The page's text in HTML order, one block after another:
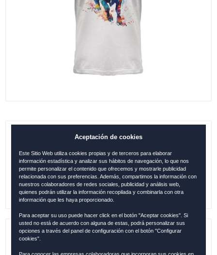
COLOURED BULL, BLANCO ESPAÑA,
TALLA, M
0.00€
Referencia:
Aceptación de cookies
Este Sitio Web utiliza cookies propias y de terceros para elaborar
información estadística y analizar sus hábitos de navegación, lo que nos
permite personalizar el contenido que ofrecemos y mostrarle publicidad
relacionada con sus preferencias. Además, compartimos la información con
nuestros colaboradores de redes sociales, publicidad y análisis web,
quienes podrán utilizar la información recopilada y combinarla con otra
información que les haya proporcionado.
Para aceptar su uso puede hacer click en el botón "Aceptar cookies". Si
usted no está de acuerdo con alguna de estas, podrá personalizar sus
opciones a través del panel de configuración con el botón "Configurar
cookies".